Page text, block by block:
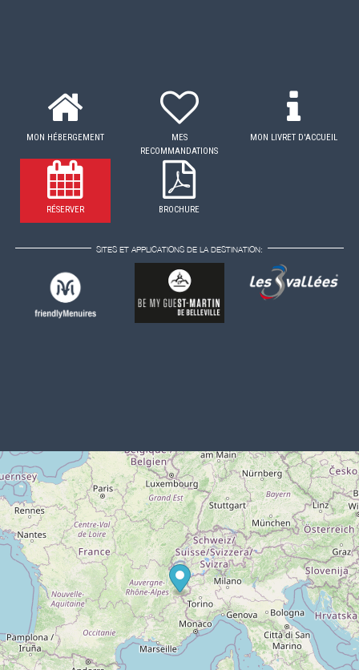
MON HÉBERGEMENT
MES
RECOMMANDATIONS
MON LIVRET D'ACCUEIL
RÉSERVER BROCHURE
SITES ET APPLICATIONS DE LA DESTINATION: